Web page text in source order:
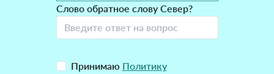
Слово обратное слову Север?
Принимаю Политику